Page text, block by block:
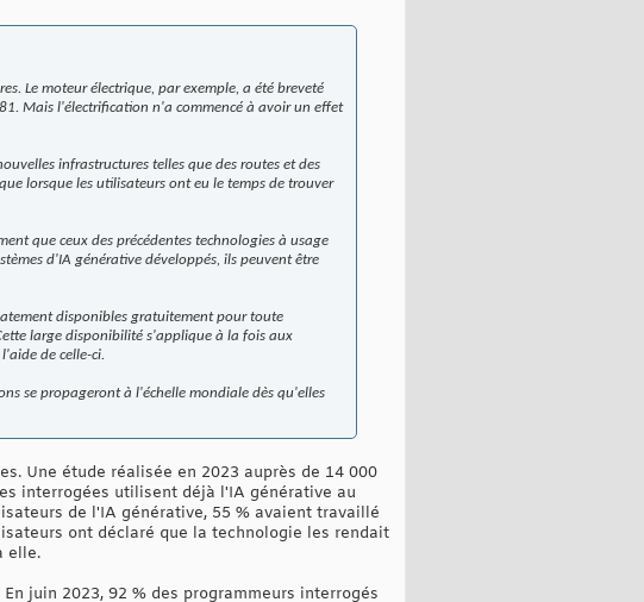
Le moteur électrique, par exemple, a été breveté
Mais l'électrification n'a commencé à avoir un effet
infrastructures telles que des routes et des
lorsque les utilisateurs ont eu le temps de trouver
que ceux des précédentes technologies à usage
d'IA générative développés, ils peuvent être
disponibles gratuitement pour toute
large disponibilité s'applique à la fois aux
de celle-ci.
se propageront à l'échelle mondiale dès qu'elles
Une étude réalisée en 2023 auprès de 14 000
interrogées utilisent déjà l'IA générative au
de l'IA générative, 55 % avaient travaillé
ont déclaré que la technologie les rendait
elle.
juin 2023, 92 % des programmeurs interrogés